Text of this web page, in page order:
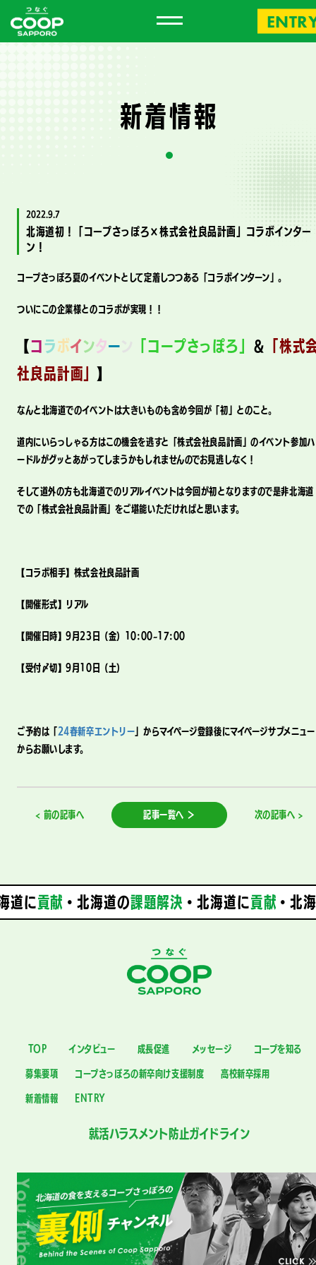
新着情報
2022.9.7
北海道初！「コープさっぽろ×株式会社良品計画」コラボインター
ン！
コープさっぽろ夏のイベントとして定着しつつある「コラボインターン」。
ついにこの企業様とのコラボが実現！！
【コ ラボインター 「コープさっぽろ」 ＆
「株式
社良品計画」 】
なんと北海道でのイベントは大きいものも含め今回が「初」とのこと。
道内にいらっしゃる方はこの機会を逃すと「株式会社良品計画」のイベント参加ハ
ードルがグッとあがってしまうかもしれませんのでお見逃しなく！
そして道外の方も北海道でのリアルイベントは今回が初となりますので是非北海道
での「株式会社良品計画」をご堪能いただければと思います。
【コラボ相手】株式会社良品計画
【開催形式】リアル
【開催日時】9月23日（金）10:00~17:00
【受付〆切】9月10日（土）
ご予約は「 24春新卒エントリー 」からマイページ登録後にマイページサブメニュー
からお願いします。
< 前の記事へ 記事一覧へ ＞ 次の記事へ >
道に貢献・北海道の課題解決・北海道に貢献・北海
TOP インタビュー 成長促進 メッセージ コープを知る
募集要項 コープさっぽろの新卒向け支援制度 高校新卒採用
新着情報 ENTRY
就活ハラスメント防止ガイドライン